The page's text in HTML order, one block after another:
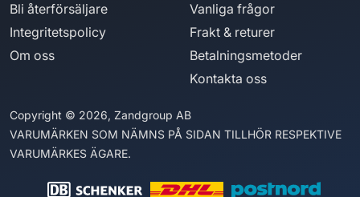
Bli återförsäljare
Integritetspolicy
Om oss
Vanliga frågor
Frakt & returer
Betalningsmetoder
Kontakta oss
Copyright © 2026, Zandgroup AB
VARUMÄRKEN SOM NÄMNS PÅ SIDAN TILLHÖR RESPEKTIVE
VARUMÄRKES ÄGARE.